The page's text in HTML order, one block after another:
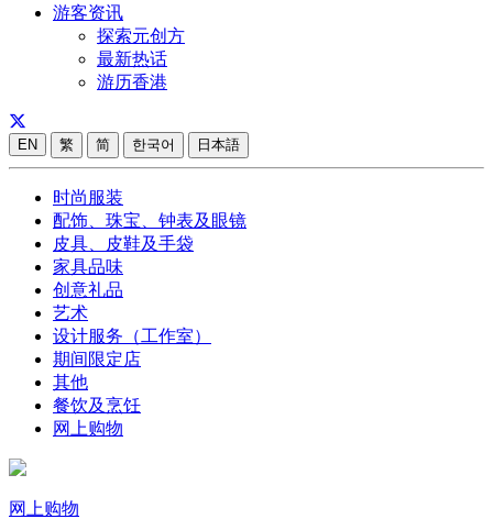
游客资讯
探索元创方
最新热话
游历香港
EN 繁 简 한국어 日本語
时尚服装
配饰、珠宝、钟表及眼镜
皮具、皮鞋及手袋
家具品味
创意礼品
艺术
设计服务（工作室）
期间限定店
其他
餐饮及烹饪
网上购物
网上购物